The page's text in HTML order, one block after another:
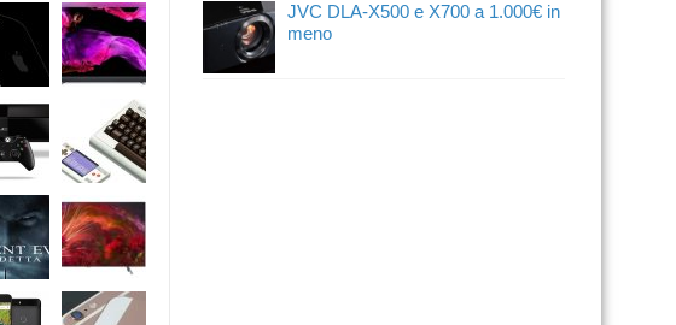
JVC DLA-X500 e X700 a 1.000€ in
meno